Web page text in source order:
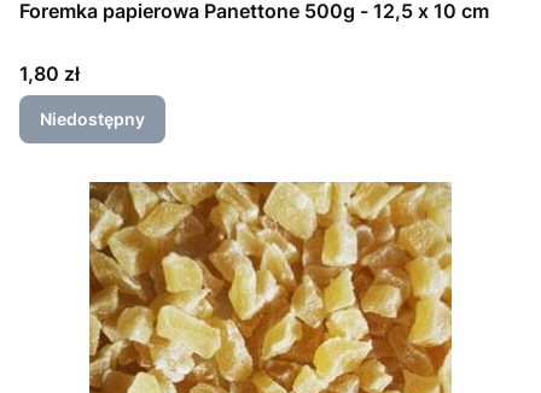
Foremka papierowa Panettone 500g - 12,5 x 10 cm
Cena
1,80 zł
Niedostępny